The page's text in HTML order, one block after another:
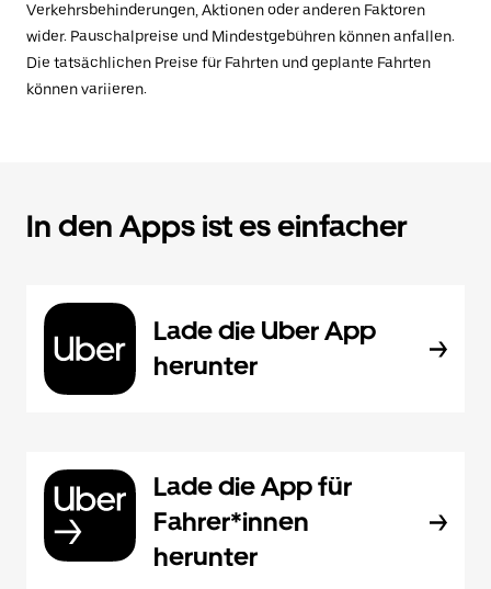
Verkehrsbehinderungen, Aktionen oder anderen Faktoren
wider. Pauschalpreise und Mindestgebühren können anfallen.
Die tatsächlichen Preise für Fahrten und geplante Fahrten
können variieren.
In den Apps ist es einfacher
Lade die Uber App
herunter
Lade die App für
Fahrer*innen
herunter